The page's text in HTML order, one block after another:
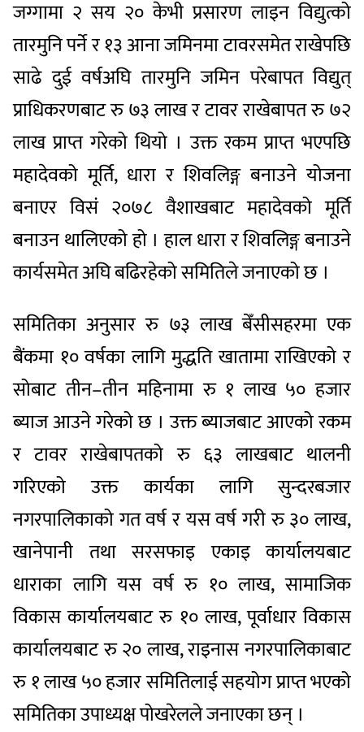
जग्गामा २ सय २० केभी प्रसारण लाइन विद्युत्को
तारमुनि पर्ने र १३ आना जमिनमा टावरसमेत राखेपछि
साढे दुई वर्षअघि तारमुनि जमिन परेबापत विद्युत्
प्राधिकरणबाट रु ७३ लाख र टावर राखेबापत रु ७२
लाख प्राप्त गरेको थियो । उक्त रकम प्राप्त भएपछि
महादेवको मूर्ति, धारा र शिवलिङ्ग बनाउने योजना
बनाएर विसं २०७८ वैशाखबाट महादेवको मूर्ति
बनाउन थालिएको हो । हाल धारा र शिवलिङ्ग बनाउने
कार्यसमेत अघि बढिरहेको समितिले जनाएको छ ।
समितिका अनुसार रु ७३ लाख बेँसीसहरमा एक
बैंकमा १० वर्षका लागि मुद्धति खातामा राखिएको र
सोबाट तीन–तीन महिनामा रु १ लाख ५० हजार
ब्याज आउने गरेको छ । उक्त ब्याजबाट आएको रकम
र टावर राखेबापतको रु ६३ लाखबाट थालनी
गरिएको उक्त कार्यका लागि सुन्दरबजार
नगरपालिकाको गत वर्ष र यस वर्ष गरी रु ३० लाख,
खानेपानी तथा सरसफाइ एकाइ कार्यालयबाट
धाराका लागि यस वर्ष रु १० लाख, सामाजिक
विकास कार्यालयबाट रु १० लाख, पूर्वाधार विकास
कार्यालयबाट रु २० लाख, राइनास नगरपालिकाबाट
रु १ लाख ५० हजार समितिलाई सहयोग प्राप्त भएको
समितिका उपाध्यक्ष पोखरेलले जनाएका छन् ।